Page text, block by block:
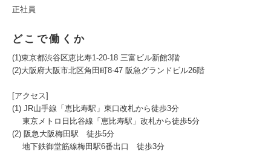
正社員
どこで働くか
(1)東京都渋谷区恵比寿1-20-18 三富ビル新館3階
(2)大阪府大阪市北区角田町8-47 阪急グランドビル26階
[アクセス]
(1) JR山手線「恵比寿駅」東口改札から徒歩3分
東京メトロ日比谷線「恵比寿駅」改札から徒歩5分
(2) 阪急大阪梅田駅 徒歩5分
地下鉄御堂筋線梅田駅6番出口 徒歩3分